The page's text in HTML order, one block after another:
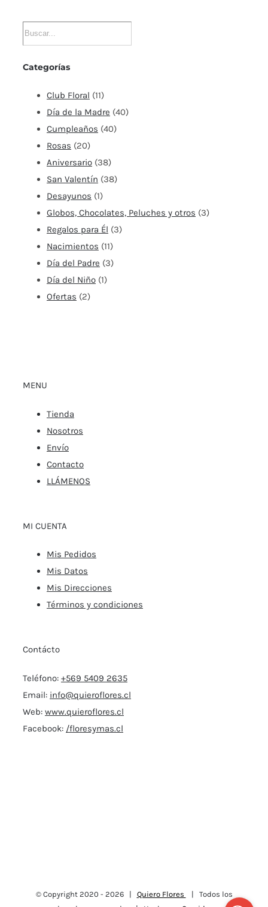
Categorías
Club Floral (11)
Día de la Madre (40)
Cumpleaños (40)
Rosas (20)
Aniversario (38)
San Valentín (38)
Desayunos (1)
Globos, Chocolates, Peluches y otros (3)
Regalos para Él (3)
Nacimientos (11)
Día del Padre (3)
Día del Niño (1)
Ofertas (2)
MENU
Tienda
Nosotros
Envío
Contacto
LLÁMENOS
MI CUENTA
Mis Pedidos
Mis Datos
Mis Direcciones
Términos y condiciones
Contácto
Teléfono: +569 5409 2635
Email: info@quieroflores.cl
Web: www.quieroflores.cl
Facebook: /floresymas.cl
© Copyright 2020 - 2026 | Quiero Flores
| Todos los